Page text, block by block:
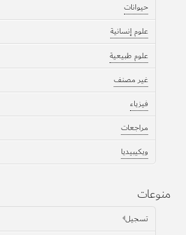
حيوانات
علوم إنسانية
علوم طبيعية
غير مصنف
فيزياء
مراجعات
ويكيبيديا
منوعات
تسجيل